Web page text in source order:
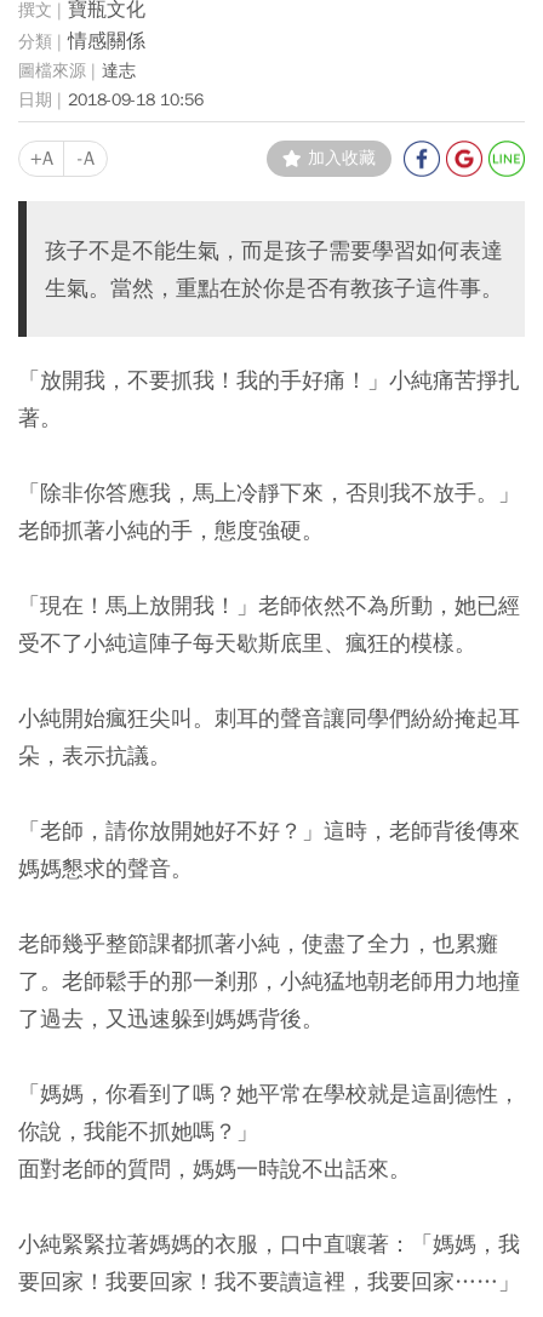
寶瓶文化
情感關係
達志
2018-09-18 10:56
+A -A 加入收藏
孩子不是不能生氣，而是孩子需要學習如何表達
生氣。當然，重點在於你是否有教孩子這件事。
「放開我，不要抓我！我的手好痛！」小純痛苦掙扎
著。
「除非你答應我，馬上冷靜下來，否則我不放手。」
老師抓著小純的手，態度強硬。
「現在！馬上放開我！」老師依然不為所動，她已經
受不了小純這陣子每天歇斯底里、瘋狂的模樣。
小純開始瘋狂尖叫。刺耳的聲音讓同學們紛紛掩起耳
朵，表示抗議。
「老師，請你放開她好不好？」這時，老師背後傳來
媽媽懇求的聲音。
老師幾乎整節課都抓著小純，使盡了全力，也累癱
了。老師鬆手的那一剎那，小純猛地朝老師用力地撞
了過去，又迅速躲到媽媽背後。
「媽媽，你看到了嗎？她平常在學校就是這副德性，
你說，我能不抓她嗎？」
面對老師的質問，媽媽一時說不出話來。
小純緊緊拉著媽媽的衣服，口中直嚷著：「媽媽，我
要回家！我要回家！我不要讀這裡，我要回家……」